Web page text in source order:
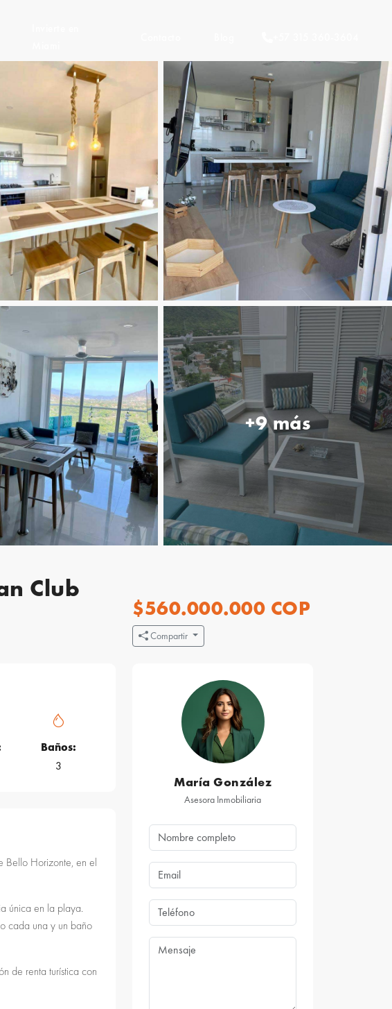
+9 más
Club
$560.000.000 COP
Compartir
Baños:
3
Bello Horizonte, en el
única en la playa.
cada una y un baño
de renta turística con
María González
Asesora Inmobiliaria